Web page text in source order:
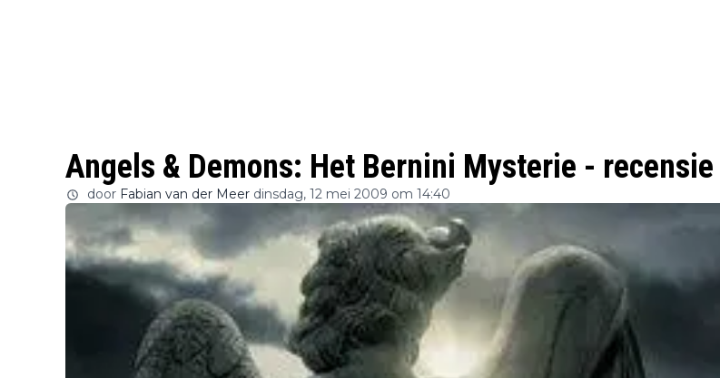
Angels & Demons: Het Bernini Mysterie - recensie
door Fabian van der Meer dinsdag, 12 mei 2009 om 14:40